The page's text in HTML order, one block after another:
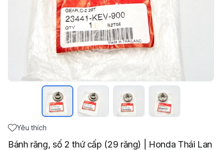
Yêu thích
Bánh răng, số 2 thứ cấp (29 răng) | Honda Thái Lan